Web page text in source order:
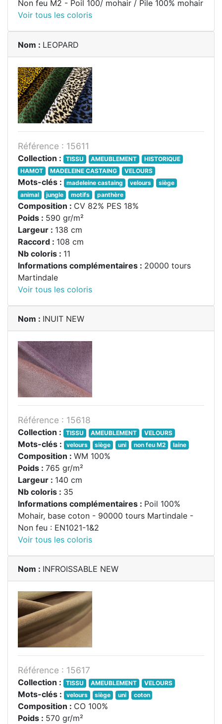
Non feu M2 - Poil 100/ mohair / Pile 100% mohair
Voir tous les coloris
Nom : LEOPARD
Référence : 15611
Collection : TISSU AMEUBLEMENT
HISTORIQUE
HAMOT
MADELEINE CASTAING VELOURS
Mots-clés : madeleine castaing velours
siège
animal
jungle motifs panthère
Composition : CV 82% PES 18%
Poids : 590 gr/m²
Largeur : 138 cm
Raccord : 108 cm
Nb coloris : 11
Informations complémentaires : 20000 tours
Martindale
Voir tous les coloris
Nom : INUIT NEW
Référence : 15618
Collection : TISSU AMEUBLEMENT VELOURS
Mots-clés : velours siège uni non feu M2 laine
Composition : WM 100%
Poids : 765 gr/m²
Largeur : 140 cm
Nb coloris : 35
Informations complémentaires : Poil 100%
Mohair, base coton - 90000 tours Martindale -
Non feu : EN1021-1&2
Voir tous les coloris
Nom : INFROISSABLE NEW
Référence : 15617
Collection : TISSU AMEUBLEMENT VELOURS
Mots-clés : velours siège uni coton
Composition : CO 100%
Poids : 570 gr/m²